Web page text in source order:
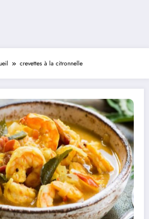
crevettes à la citronnelle